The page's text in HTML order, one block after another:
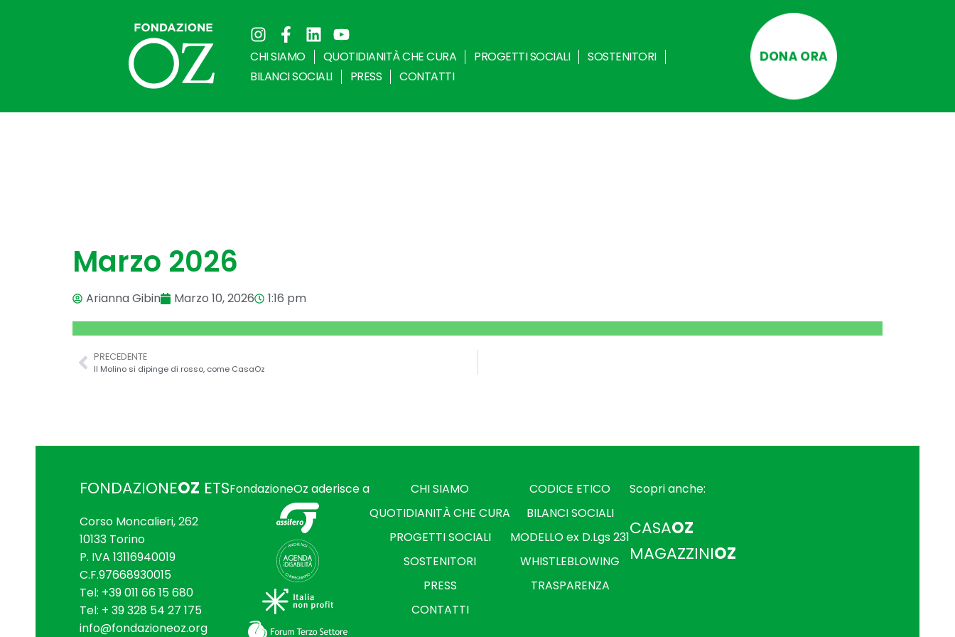
CHI SIAMO QUOTIDIANITÀ CHE CURA PROGETTI SOCIALI
SOSTENITORI
BILANCI SOCIALI
PRESS CONTATTI
DONA ORA
Marzo 2026
Arianna Gibin Marzo 10, 2026 1:16 pm
PRECEDENTE
Il Molino si dipinge di rosso, come CasaOz
FONDAZIONEOZ ETS
Corso Moncalieri, 262
10133 Torino
P. IVA 1311694­0019
C.F.97668930015
Tel: +39 011 66 15 680
Tel: + 39 328 54 27 175
info@fondazioneoz.org
FondazioneOz aderisce a
CHI SIAMO
QUOTIDIANITÀ CHE CURA
PROGETTI SOCIALI
SOSTENITORI
PRESS
CONTATTI
CODICE ETICO
BILANCI SOCIALI
MODELLO ex D.Lgs 231
WHISTLEBLOWING
TRASPARENZA
Scopri anche:
CASAOZ
MAGAZZINIOZ